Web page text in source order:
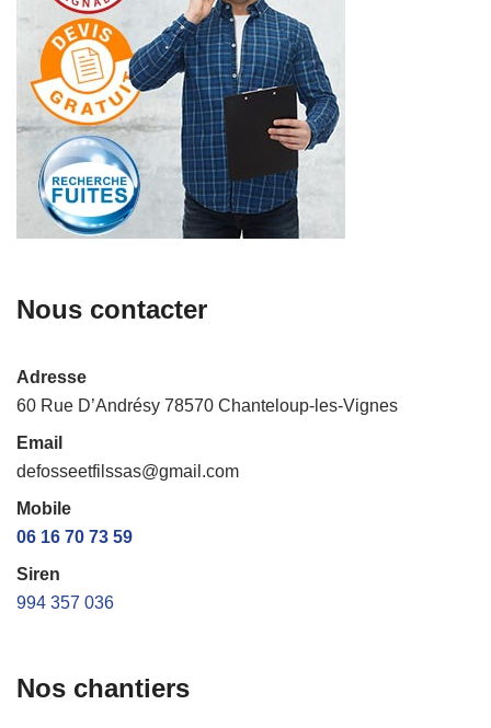
Nous contacter
Adresse
60 Rue D’Andrésy 78570 Chanteloup-les-Vignes
Email
defosseetfilssas@gmail.com
Mobile
06 16 70 73 59
Siren
994 357 036
Nos chantiers